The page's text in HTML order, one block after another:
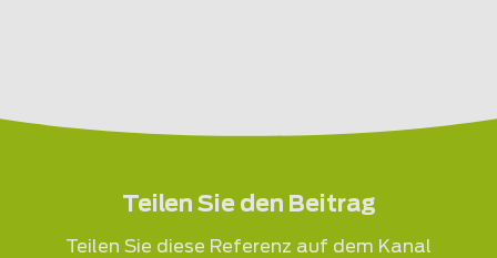
Teilen Sie den Beitrag
Teilen Sie diese Referenz auf dem Kanal